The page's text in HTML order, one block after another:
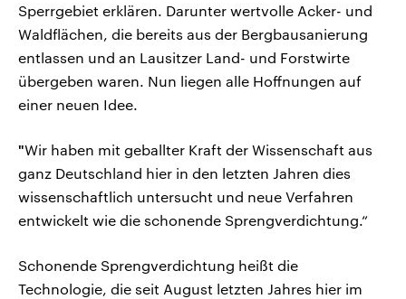
Sperrgebiet erklären. Darunter wertvolle Acker- und
Waldflächen, die bereits aus der Bergbausanierung
entlassen und an Lausitzer Land- und Forstwirte
übergeben waren. Nun liegen alle Hoffnungen auf
einer neuen Idee.
"Wir haben mit geballter Kraft der Wissenschaft aus
ganz Deutschland hier in den letzten Jahren dies
wissenschaftlich untersucht und neue Verfahren
entwickelt wie die schonende Sprengverdichtung.“
Schonende Sprengverdichtung heißt die
Technologie, die seit August letzten Jahres hier im